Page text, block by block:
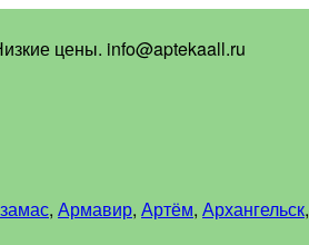
цены. info@aptekaall.ru
, Армавир, Артём, Архангельск,